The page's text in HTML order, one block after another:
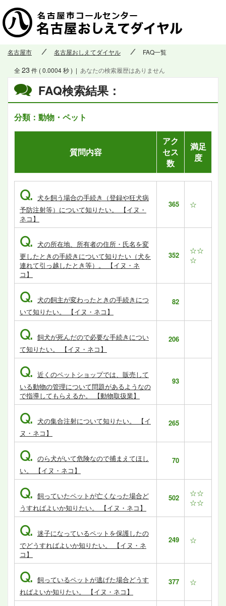
名古屋市 名古屋おしえてダイヤル FAQ一覧
FAQ検索結果：
分類：動物・ペット
全23件 ( 0.0004 秒 ) | あなたの検索履歴はありません
質問内容
アク
セス
数
満足
度
Q. 犬を飼う場合の手続き（登録や狂犬病
予防注射等）について知りたい。 【イヌ・
ネコ】
365 ☆
Q. 犬の所在地、所有者の住所・氏名を変
更したときの手続きについて知りたい（犬を
連れて引っ越したとき等）。 【イヌ・ネ
コ】
352
☆☆
☆
Q. 犬の飼主が変わったときの手続きにつ
いて知りたい。 【イヌ・ネコ】
82
Q. 飼犬が死んだので必要な手続きについ
て知りたい。 【イヌ・ネコ】
206
Q. 近くのペットショップでは、販売して
いる動物の管理について問題があるようなの
で指導してもらえるか。 【動物取扱業】
93
Q. 犬の集合注射について知りたい。 【イ
ヌ・ネコ】
265
Q. のら犬がいて危険なので捕まえてほし
い。 【イヌ・ネコ】
70
Q. 飼っていたペットが亡くなった場合ど
うすればよいか知りたい。 【イヌ・ネコ】
502
☆☆
☆☆
Q. 迷子になっているペットを保護したの
でどうすればよいか知りたい。 【イヌ・ネ
コ】
249 ☆
Q. 飼っているペットが逃げた場合どうす
ればよいか知りたい。 【イヌ・ネコ】
377 ☆